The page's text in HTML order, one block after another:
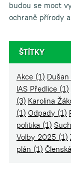
budou se moct
ochraně přírody a
ŠTÍTKY
Akce(1) Dušan
IAS Předlice(1)
(3) Karolina
(1) Odpady(1)
politika(1)
Volby 2025(1)
plán (1)